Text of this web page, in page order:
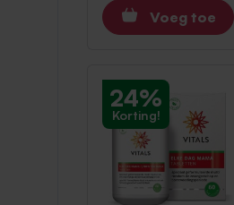
Voeg toe
24%
Korting!